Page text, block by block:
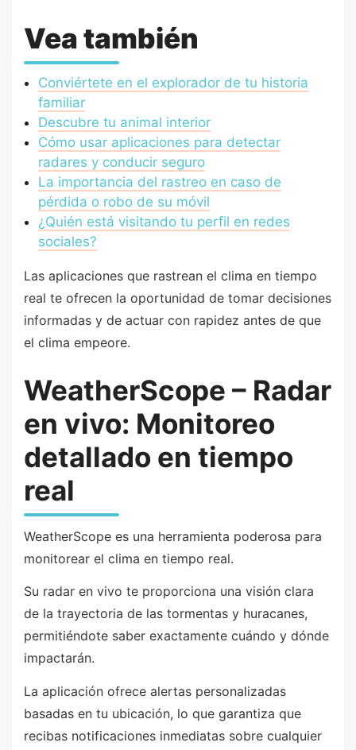
Vea también
Conviértete en el explorador de tu historia
familiar
Descubre tu animal interior
Cómo usar aplicaciones para detectar
radares y conducir seguro
La importancia del rastreo en caso de
pérdida o robo de su móvil
¿Quién está visitando tu perfil en redes
sociales?
Las aplicaciones que rastrean el clima en tiempo
real te ofrecen la oportunidad de tomar decisiones
informadas y de actuar con rapidez antes de que
el clima empeore.
WeatherScope – Radar
en vivo: Monitoreo
detallado en tiempo
real
WeatherScope es una herramienta poderosa para
monitorear el clima en tiempo real.
Su radar en vivo te proporciona una visión clara
de la trayectoria de las tormentas y huracanes,
permitiéndote saber exactamente cuándo y dónde
impactarán.
La aplicación ofrece alertas personalizadas
basadas en tu ubicación, lo que garantiza que
recibas notificaciones inmediatas sobre cualquier